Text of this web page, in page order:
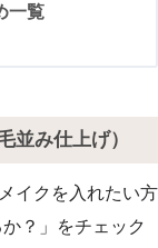
一覧
並み仕上げ）
イクを入れたい方
？」をチェック